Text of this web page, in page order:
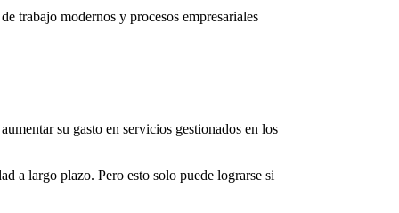
trabajo modernos y procesos empresariales
su gasto en servicios gestionados en los
a largo plazo. Pero esto solo puede lograrse si